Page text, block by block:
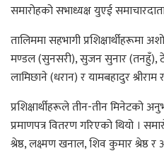
समारोहको सभाध्यक्ष युएई
तालिममा सहभागी प्रशिक्षार्थीहरूमा
मण्डल (सुनसरी), सुजन सुनार (तनहुँ),
लामिछाने (धरान) र यामबहादुर श्रीराम
प्रशिक्षार्थीहरूले तीन-तीन मिनेटको
प्रमाणपत्र वितरण गरिएको थियो ।
श्रेष्ठ, लक्ष्मण खनाल, शिव कुमार श्रेष्ठ